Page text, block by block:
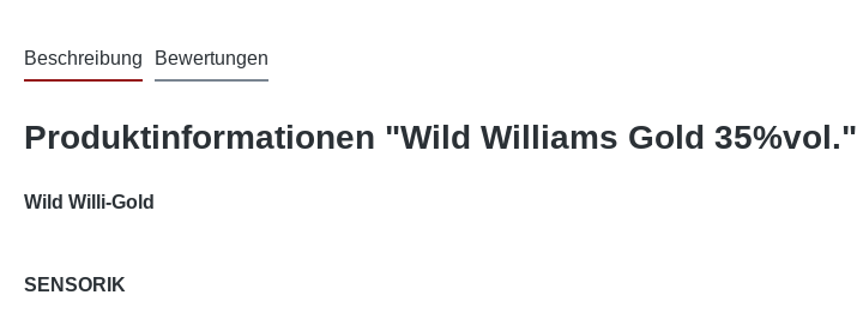
Beschreibung Bewertungen
Produktinformationen "Wild Williams Gold 35%vol."
Wild Willi-Gold
SENSORIK